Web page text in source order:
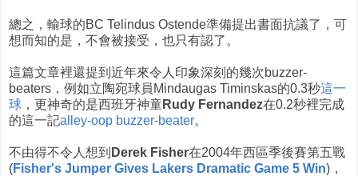
總之，輸球的BC Telindus Ostende準備提出書面抗議了，可
想而知的是，不會被接受，也只有認了。
這篇文章裡還提到近年來令人印象深刻的幾次buzzer-
beaters，例如立陶宛球員Mindaugas Timinskas的0.3秒這一
球 ，更神奇的是西班牙神童Rudy Fernandez在0.2秒裡完成
的這一記alley-oop buzzer-beater。
不由得不令人想到 Derek Fisher在2004年西區季後賽第五戰
(Fisher's Jumper Gives Lakers Dramatic Game 5 Win)，